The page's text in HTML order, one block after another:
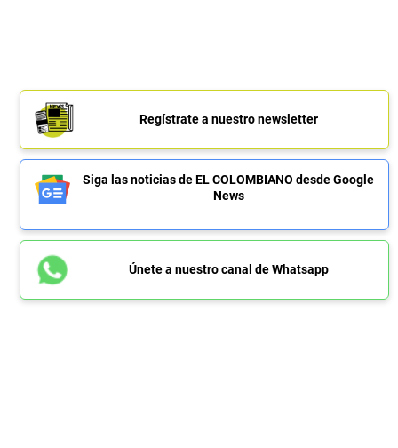
Regístrate a nuestro newsletter
Siga las noticias de EL COLOMBIANO desde Google
News
Únete a nuestro canal de Whatsapp